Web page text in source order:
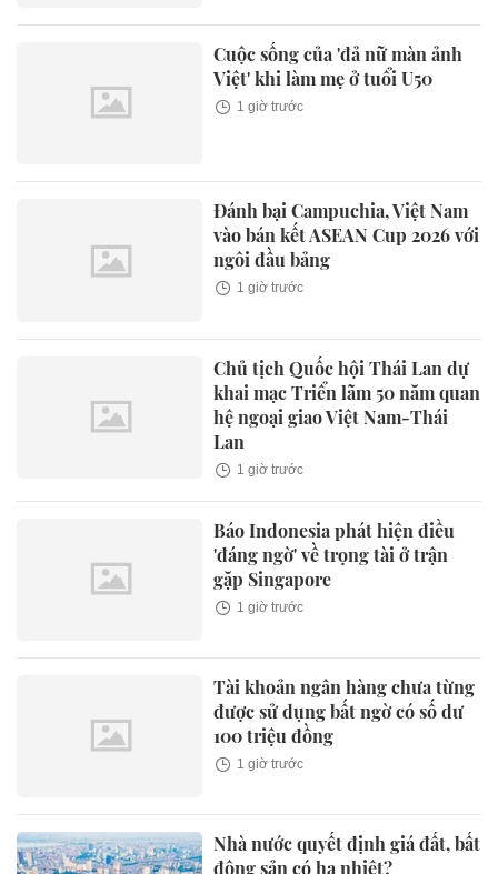
Cuộc sống của 'đả nữ màn ảnh
Việt' khi làm mẹ ở tuổi U50
1 giờ trước
Đánh bại Campuchia, Việt Nam
vào bán kết ASEAN Cup 2026 với
ngôi đầu bảng
1 giờ trước
Chủ tịch Quốc hội Thái Lan dự
khai mạc Triển lãm 50 năm quan
hệ ngoại giao Việt Nam-Thái
Lan
1 giờ trước
Báo Indonesia phát hiện điều
'đáng ngờ' về trọng tài ở trận
gặp Singapore
1 giờ trước
Tài khoản ngân hàng chưa từng
được sử dụng bất ngờ có số dư
100 triệu đồng
1 giờ trước
Nhà nước quyết định giá đất, bất
động sản có hạ nhiệt?